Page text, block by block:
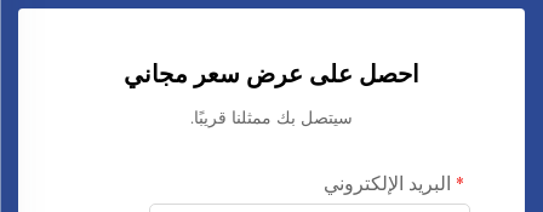
احصل على عرض سعر مجاني
سيتصل بك ممثلنا قريبًا.
البريد الإلكتروني